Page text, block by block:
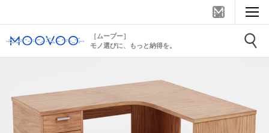
［ムーブー］
モノ選びに、もっと納得を。